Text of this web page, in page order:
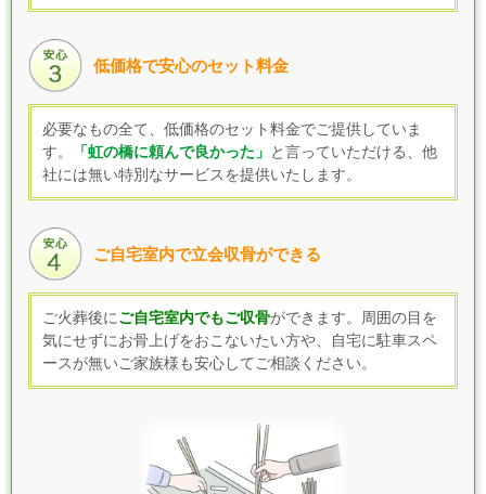
低価格で安心のセット料金
必要なもの全て、低価格のセット料金でご提供していま
す 。 「虹の橋に頼んで良かった」 と言っていただける、他
社には無い特別なサービスを提供いたします。
ご自宅室内で立会収骨ができる
ご火葬後に ご自宅室内でもご収骨ができます。
周囲の目を
気にせずにお骨上げをおこないたい方や、自宅に駐車スペ
ースが無いご家族様も安心してご相談ください。